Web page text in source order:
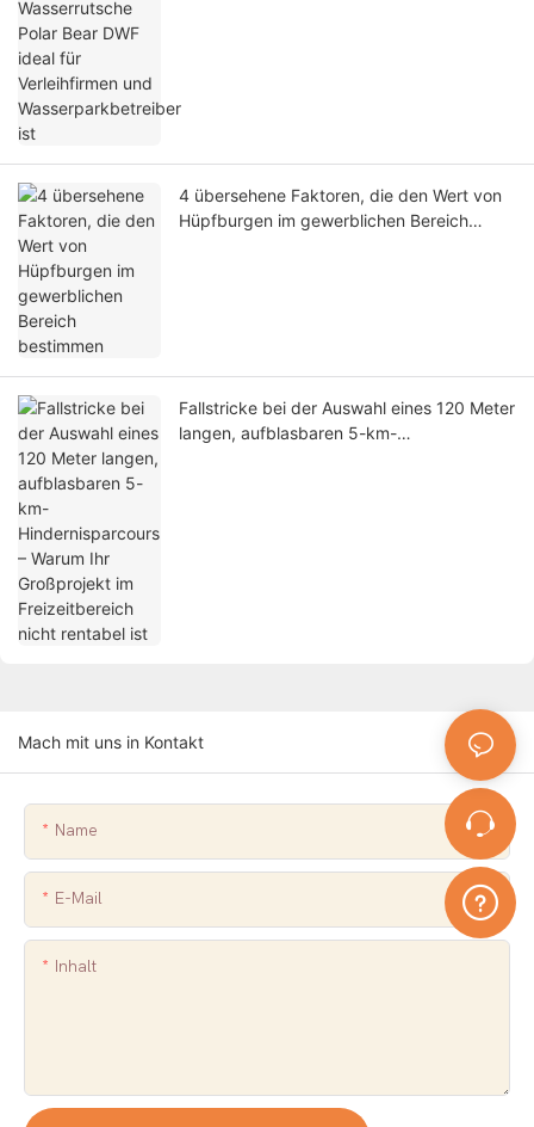
4 übersehene Faktoren, die den Wert von
Hüpfburgen im gewerblichen Bereich
Fallstricke bei der Auswahl eines 120 Meter
langen, aufblasbaren 5-km-
Mach mit uns in Kontakt
Name
E-Mail
Inhalt